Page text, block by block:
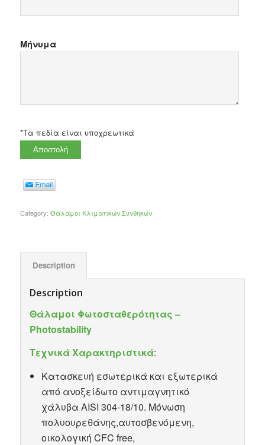
Μήνυμα
*Tα πεδία είναι υποχρεωτικά
Category: Θάλαμοι Κλιματικών Συνθηκών
Description
Description
Θάλαμοι Φωτοσταθερότητας –
Photostability
Τεχνικά Χαρακτηριστικά:
Κατασκευή εσωτερικά και εξωτερικά
από ανοξείδωτο αντιμαγνητικό
χάλυβα AISI 304-18/10. Μόνωση
πολυουρεθάνης,αυτοσβενόμενη,
οικολογική CFC free,